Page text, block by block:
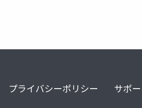
プライバシーポリシー サポ